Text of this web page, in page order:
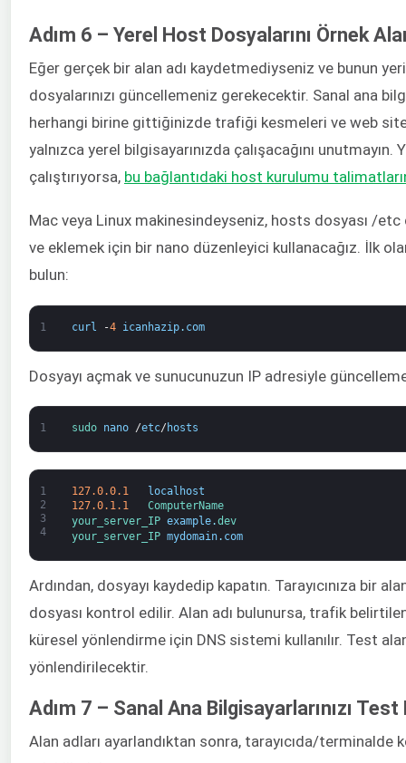
Adım 6 – Yerel Host Dosyalarını Örnek
Eğer gerçek bir alan adı kaydetmediyseniz ve bunun
dosyalarınızı güncellemeniz gerekecektir. Sanal ana
herhangi birine gittiğinizde trafiği kesmeleri ve web
yalnızca yerel bilgisayarınızda çalışacağını
çalıştırıyorsa, bu bağlantıdaki host kurulumu
Mac veya Linux makinesindeyseniz, hosts dosyası /etc
ve eklemek için bir nano düzenleyici kullanacağız. İlk
bulun:
1 curl -4 icanhazip. com
Dosyayı açmak ve sunucunuzun IP adresiyle
1 sudo nano /etc/ hosts
1
2
3
4
127.0.0.1
localhost
127.0.1.1
ComputerName
your_server_IP example.dev
your_server_IP mydomain. com
Ardından, dosyayı kaydedip kapatın. Tarayıcınıza bir
dosyası kontrol edilir. Alan adı bulunursa, trafik
küresel yönlendirme için DNS sistemi kullanılır. Test
yönlendirilecektir.
Adım 7 – Sanal Ana Bilgisayarlarınızı Test
Alan adları ayarlandıktan sonra, tarayıcıda/terminalde